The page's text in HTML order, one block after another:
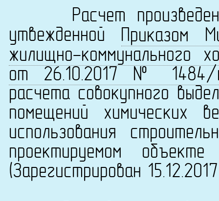
Расчет произведен
утвежденной Приказом
жилищно-коммунального
от 26.10.2017 № 1484/
расчета совокупного
помещений химических
использования
проектируемом объекте
(Зарегистрирован